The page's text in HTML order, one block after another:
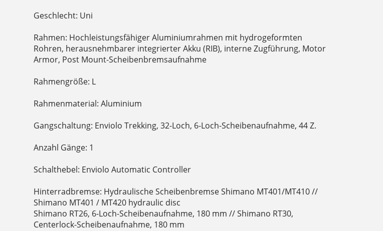
Geschlecht: Uni
Rahmen: Hochleistungsfähiger Aluminiumrahmen mit hydrogeformten
Rohren, herausnehmbarer integrierter Akku (RIB), interne Zugführung, Motor
Armor, Post Mount-Scheibenbremsaufnahme
Rahmengröße: L
Rahmenmaterial: Aluminium
Gangschaltung: Enviolo Trekking, 32-Loch, 6-Loch-Scheibenaufnahme, 44 Z.
Anzahl Gänge: 1
Schalthebel: Enviolo Automatic Controller
Hinterradbremse: Hydraulische Scheibenbremse Shimano MT401/MT410 //
Shimano MT401 / MT420 hydraulic disc
Shimano RT26, 6-Loch-Scheibenaufnahme, 180 mm // Shimano RT30,
Centerlock-Scheibenaufnahme, 180 mm